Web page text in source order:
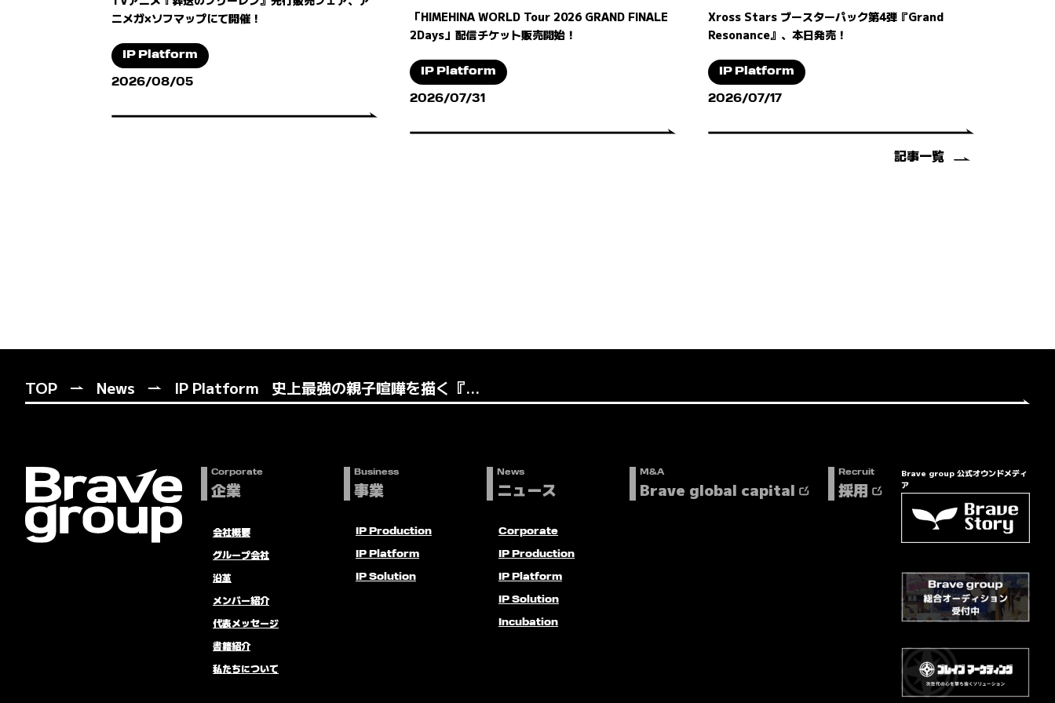
ニメガ×ソフマップにて開催！
IP Platform
2026/08/05
「HIMEHINA WORLD Tour 2026 GRAND FINALE
2Days」配信チケット販売開始！
IP Platform
2026/07/31
Xross Stars ブースターパック第4弾『Grand
Resonance』、本日発売！
IP Platform
2026/07/17
記事一覧
TOP News IP Platform 史上最強の親子喧嘩を描く『...
Corporate
企業
会社概要
グループ会社
沿革
メンバー紹介
代表メッセージ
書籍紹介
私たちについて
Business
事業
IP Production
IP Platform
IP Solution
News
ニュース
Corporate
IP Production
IP Platform
IP Solution
Incubation
M&A
Brave global capital
Recruit
採用
Brave group 公式オウンドメディ
ア